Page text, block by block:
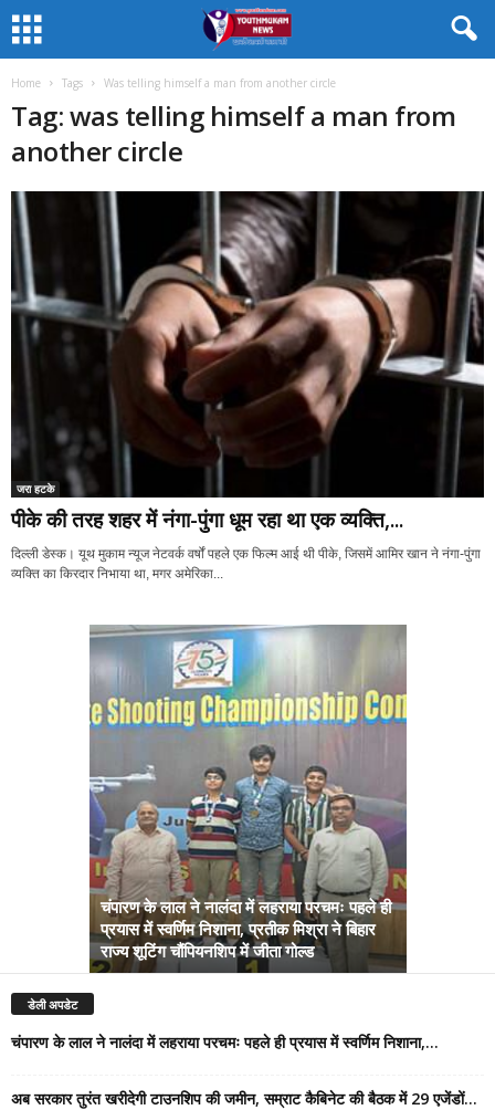
Home Tags Was telling himself a man from another circle
Tag: was telling himself a man from
another circle
जरा हटके
पीके की तरह शहर में नंगा-पुंगा धूम रहा था एक व्यक्ति,...
दिल्ली डेस्क। यूथ मुकाम न्यूज नेटवर्क वर्षों पहले एक फिल्म आई थी पीके, जिसमें आमिर खान ने नंगा-पुंगा
व्यक्ति का किरदार निभाया था, मगर अमेरिका...
चंपारण के लाल ने नालंदा में लहराया परचमः पहले ही
प्रयास में स्वर्णिम निशाना, प्रतीक मिश्रा ने बिहार
राज्य शूटिंग चौंपियनशिप में जीता गोल्ड
डेली अपडेट
चंपारण के लाल ने नालंदा में लहराया परचमः पहले ही प्रयास में स्वर्णिम निशाना,...
अब सरकार तुरंत खरीदेगी टाउनशिप की जमीन, सम्राट कैबिनेट की बैठक में 29 एजेंडों...